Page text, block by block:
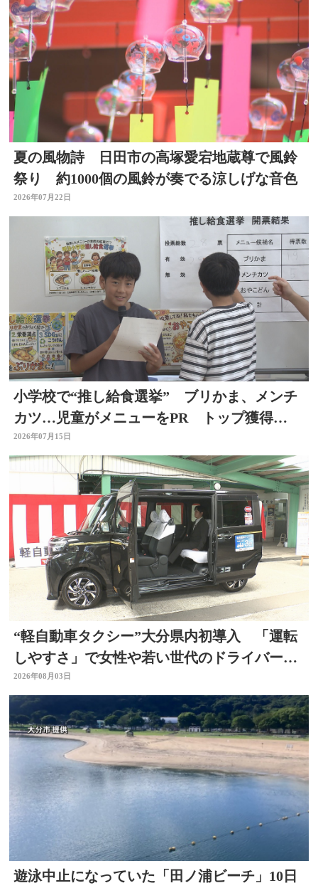
夏の風物詩 日田市の高塚愛宕地蔵尊で風鈴
祭り 約1000個の風鈴が奏でる涼しげな音色
2026年07月22日
小学校で“推し給食選挙” ブリかま、メンチ
カツ…児童がメニューをPR トップ獲得
は？ 選挙を身近に
2026年07月15日
“軽自動車タクシー”大分県内初導入 「運転
しやすさ」で女性や若い世代のドライバー確
保へ
2026年08月03日
遊泳中止になっていた「田ノ浦ビーチ」10日